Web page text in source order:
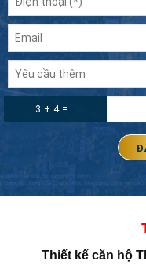
3 + 4 =
Thiết kế căn hộ